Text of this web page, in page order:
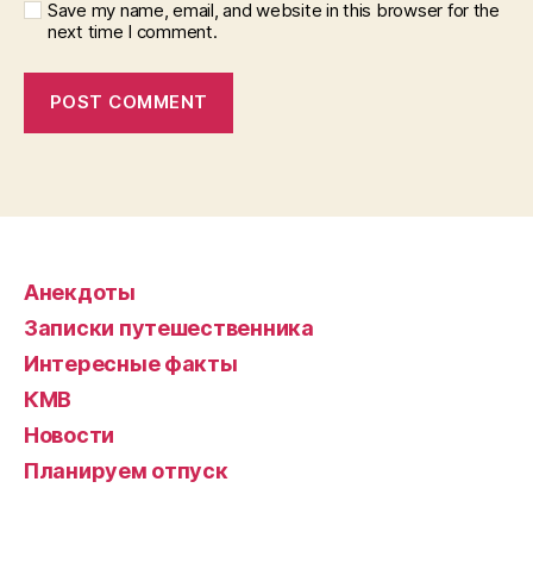
Save my name, email, and website in this browser for the
next time I comment.
Анекдоты
Записки путешественника
Интересные факты
КМВ
Новости
Планируем отпуск